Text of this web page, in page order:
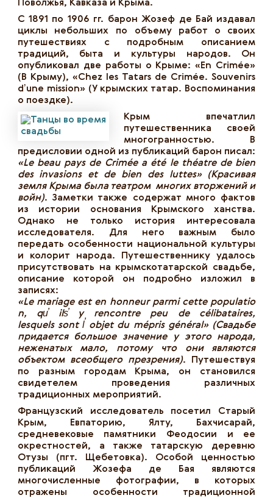
Поволжья, Кавказа и Крыма.
С 1891 по 1906 гг. барон Жозеф де Бай издавал
циклы небольших по объему работ о своих
путешествиях с подробным описанием
традиций, быта и культуры народов. Он
опубликовал две работы о Крыме: «En Crimée»
(В Крыму), «Chez les Tatars de Crimée. Souvenirs
dʼune mission» (У крымских татар. Воспоминания
о поездке).
Крым впечатлил
путешественника своей
многогранностью. В
предисловии одной из публикаций барон писал:
«Le beau pays de Crimée a été le théatre de bien
des invasions et de bien des luttes»
(Красивая
земля Крыма была театром многих вторжений и
войн). Заметки также содержат много фактов
из истории основания Крымского ханства.
Однако не только история интересовала
исследователя. Для него важным было
передать особенности национальной культуры
и колорит народа. Путешественнику удалось
присутствовать на крымскотатарской свадьбе,
описание которой он подробно изложил в
записях:
«Le mariage est en honneur parmi cette populatio
n, qu ils̕ y rencontre peu de célibataires,
lesquels sontl objet du mépris général» (Свадьбе
придается большое значение у этого народа,
неженатых мало, потому что они являются
объектом всеобщего презрения). Путешествуя
по разным городам Крыма, он становился
свидетелем проведения различных
традиционных мероприятий.
Французский исследователь посетил Старый
Крым, Евпаторию, Ялту, Бахчисарай,
средневековые памятники Феодосии и ее
окрестностей, а также татарскую деревню
Отузы (пгт. Щебетовка). Особой ценностью
публикаций Жозефа де Бая являются
многочисленные фотографии, в которых
отражены особенности традиционной